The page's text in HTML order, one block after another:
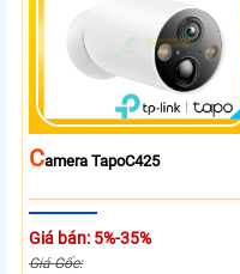
CAmera TapoC425
Giá bán: 5%-35%
Giá Gốc: